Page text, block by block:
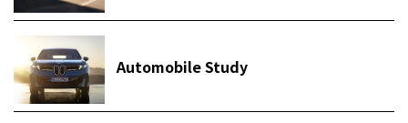
Automobile Study